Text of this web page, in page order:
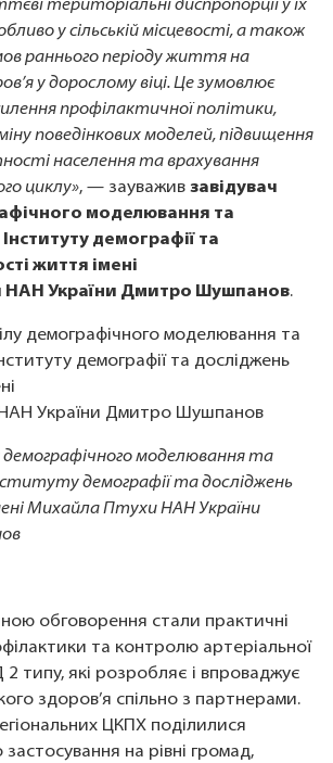
територіальні диспропорції у їх
у сільській місцевості, а також
раннього періоду життя на
у дорослому віці. Це зумовлює
профілактичної політики,
поведінкових моделей, підвищення
населення та врахування
циклу», — зауважив завідувач
моделювання та
демографії та
життя імені
НАН України Дмитро Шушпанов.
демографічного моделювання та
демографії та досліджень
Михайла Птухи НАН України
обговорення стали практичні
та контролю артеріальної
2 типу, які розробляє і впроваджує
здоров’я спільно з партнерами.
ЦКПХ поділилися
застосування на рівні громад,